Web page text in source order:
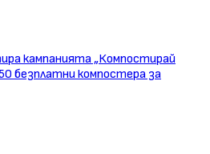
кампанията „Компостирай
безплатни компостера за